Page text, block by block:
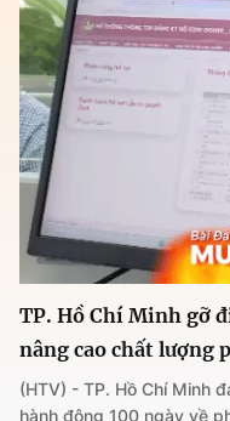
TP. Hồ Chí Minh gỡ
nâng cao chất lượng
(HTV) - TP. Hồ Chí Minh
hành động 100 ngày về